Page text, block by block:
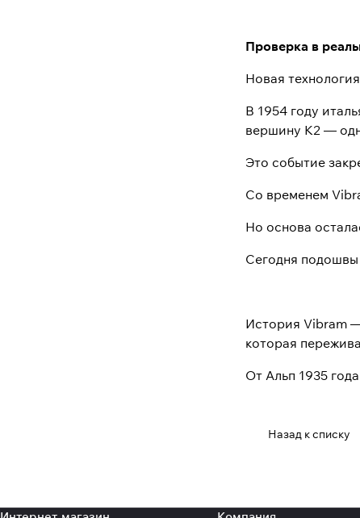
Проверка в
Новая
В 1954 году
вершину K2 —
Это событие
Со временем
Но основа
Сегодня подошвы
История Vibram
которая
От Альп 1935
Назад к списку